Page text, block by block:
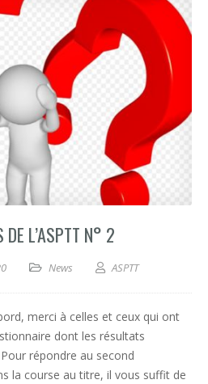
DE L’ASPTT N° 2
News ASPTT
merci à celles et ceux qui ont
dont les résultats
répondre au second
la course au titre, il vous suffit de